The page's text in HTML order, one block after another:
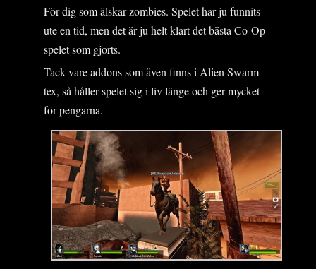
För dig som älskar zombies. Spelet har ju funnits
ute en tid, men det är ju helt klart det bästa Co-Op
spelet som gjorts.
Tack vare addons som även finns i Alien Swarm
tex, så håller spelet sig i liv länge och ger mycket
för pengarna.